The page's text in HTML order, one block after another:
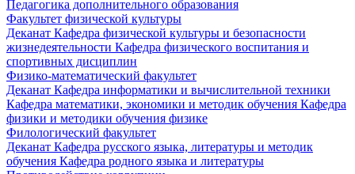
Педагогика дополнительного образования
Факультет физической культуры
Деканат Кафедра физической культуры и безопасности
жизнедеятельности Кафедра физического воспитания и
спортивных дисциплин
Физико-математический факультет
Деканат Кафедра информатики и вычислительной техники
Кафедра математики, экономики и методик обучения Кафедра
физики и методики обучения физике
Филологический факультет
Деканат Кафедра русского языка, литературы и методик
обучения Кафедра родного языка и литературы